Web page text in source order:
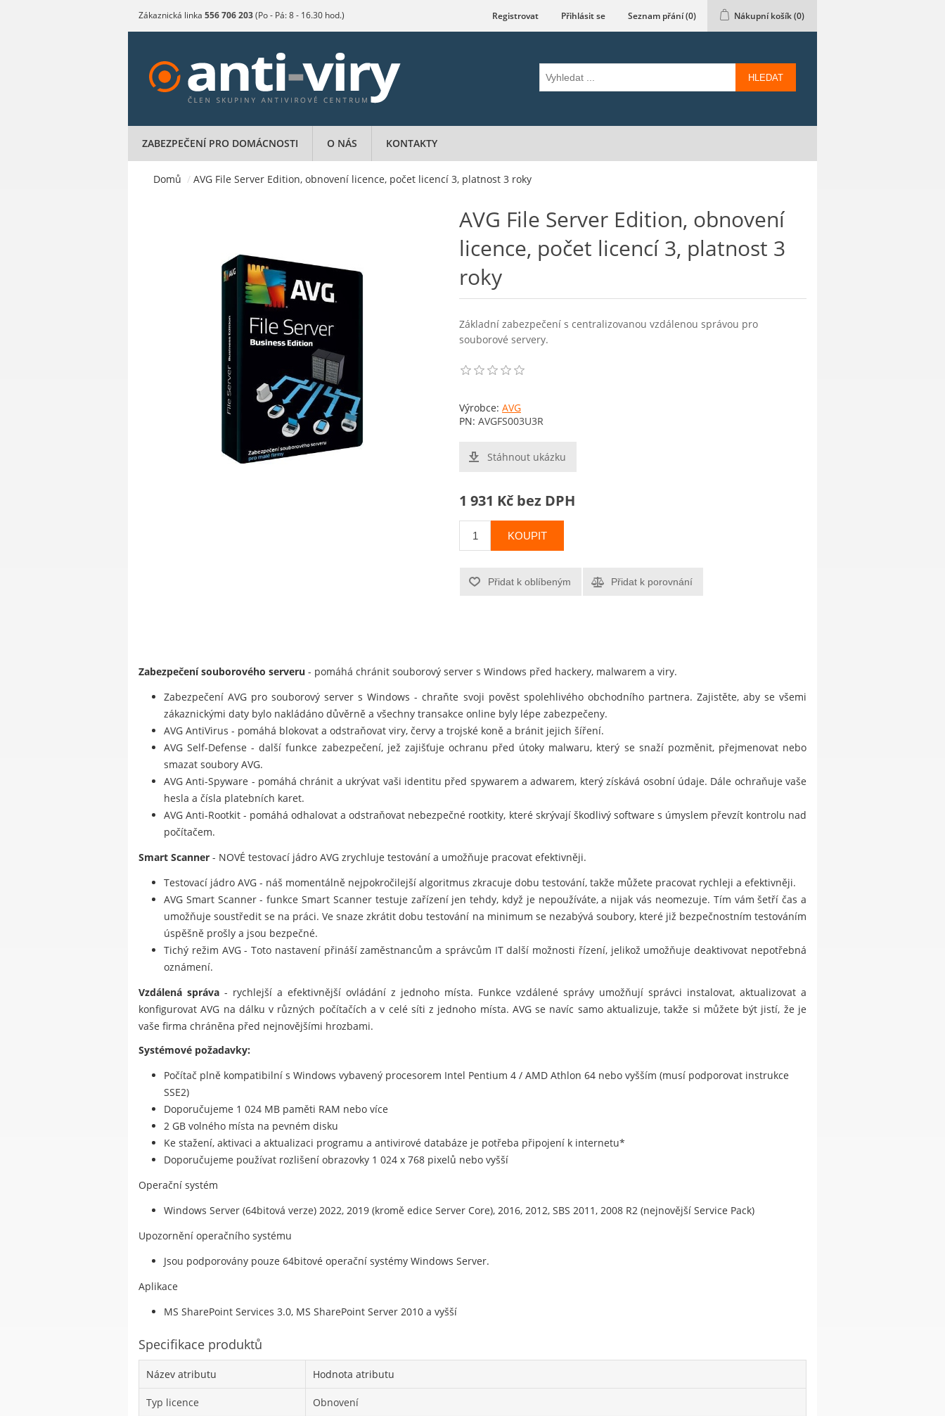
Zákaznická linka 556 706 203(Po - Pá: 8 - 16.30 hod.) Registrovat Přihlásit se Seznam přání(0) Nákupní košík(0)
HLEDAT
ZABEZPEČENÍ PRO DOMÁCNOSTI O NÁS KONTAKTY
Domů / AVG File Server Edition, obnovení licence, počet licencí 3, platnost 3 roky
AVG File Server Edition, obnovení
licence, počet licencí 3, platnost 3
roky
Základní zabezpečení s centralizovanou vzdálenou správou pro
souborové servery.
Výrobce: AVG
PN: AVGFS003U3R
Stáhnout ukázku
1 931 Kč bez DPH
KOUPIT
Přidat k oblíbeným Přidat k porovnání
Zabezpečení souborového serveru - pomáhá chránit souborový server s Windows před hackery, malwarem a viry.
Zabezpečení AVG pro souborový server s Windows - chraňte svoji pověst spolehlivého obchodního partnera. Zajistěte, aby se všemi
zákaznickými daty bylo nakládáno důvěrně a všechny transakce online byly lépe zabezpečeny.
AVG AntiVirus - pomáhá blokovat a odstraňovat viry, červy a trojské koně a bránit jejich šíření.
AVG Self-Defense - další funkce zabezpečení, jež zajišťuje ochranu před útoky malwaru, který se snaží pozměnit, přejmenovat nebo
smazat soubory AVG.
AVG Anti-Spyware - pomáhá chránit a ukrývat vaši identitu před spywarem a adwarem, který získává osobní údaje. Dále ochraňuje vaše
hesla a čísla platebních karet.
AVG Anti-Rootkit - pomáhá odhalovat a odstraňovat nebezpečné rootkity, které skrývají škodlivý software s úmyslem převzít kontrolu nad
počítačem.
Smart Scanner - NOVÉ testovací jádro AVG zrychluje testování a umožňuje pracovat efektivněji.
Testovací jádro AVG - náš momentálně nejpokročilejší algoritmus zkracuje dobu testování, takže můžete pracovat rychleji a efektivněji.
AVG Smart Scanner - funkce Smart Scanner testuje zařízení jen tehdy, když je nepoužíváte, a nijak vás neomezuje. Tím vám šetří čas a
umožňuje soustředit se na práci. Ve snaze zkrátit dobu testování na minimum se nezabývá soubory, které již bezpečnostním testováním
úspěšně prošly a jsou bezpečné.
Tichý režim AVG - Toto nastavení přináší zaměstnancům a správcům IT další možnosti řízení, jelikož umožňuje deaktivovat nepotřebná
oznámení.
Vzdálená správa - rychlejší a efektivnější ovládání z jednoho místa. Funkce vzdálené správy umožňují správci instalovat, aktualizovat a
konfigurovat AVG na dálku v různých počítačích a v celé síti z jednoho místa. AVG se navíc samo aktualizuje, takže si můžete být jistí, že je
vaše firma chráněna před nejnovějšími hrozbami.
Systémové požadavky:
Počítač plně kompatibilní s Windows vybavený procesorem Intel Pentium 4 / AMD Athlon 64 nebo vyšším (musí podporovat instrukce
SSE2)
Doporučujeme 1 024 MB paměti RAM nebo více
2 GB volného místa na pevném disku
Ke stažení, aktivaci a aktualizaci programu a antivirové databáze je potřeba připojení k internetu*
Doporučujeme používat rozlišení obrazovky 1 024 x 768 pixelů nebo vyšší
Operační systém
Windows Server (64bitová verze) 2022, 2019 (kromě edice Server Core), 2016, 2012, SBS 2011, 2008 R2 (nejnovější Service Pack)
Upozornění operačního systému
Jsou podporovány pouze 64bitové operační systémy Windows Server.
Aplikace
MS SharePoint Services 3.0, MS SharePoint Server 2010 a vyšší
Specifikace produktů
Název atributu Hodnota atributu
Typ licence Obnovení